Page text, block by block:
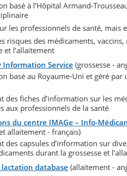
basé à l’Hôpital Armand-
les professionnels de santé, mais
risques des médicaments,
et l’allaitement
Information Service (grossesse -
basé au Royaume-Uni et géré par
des fiches d’information sur les
aux professionnels de la santé
du centre IMAGe – Info-
allaitement - français)
des capsules d’information sur
durant la grossesse et
lactation database (allaitement -